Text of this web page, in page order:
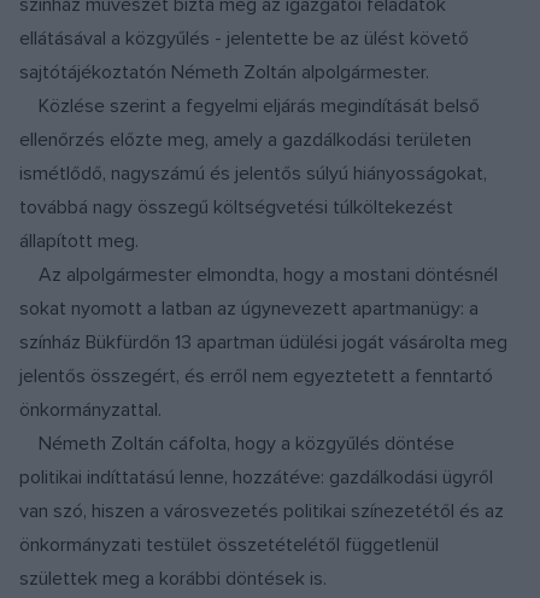
színház művészét bízta meg az igazgatói feladatok
ellátásával a közgyűlés - jelentette be az ülést követő
sajtótájékoztatón Németh Zoltán alpolgármester.
Közlése szerint a fegyelmi eljárás megindítását belső
ellenőrzés előzte meg, amely a gazdálkodási területen
ismétlődő, nagyszámú és jelentős súlyú hiányosságokat,
továbbá nagy összegű költségvetési túlköltekezést
állapított meg.
Az alpolgármester elmondta, hogy a mostani döntésnél
sokat nyomott a latban az úgynevezett apartmanügy: a
színház Bükfürdőn 13 apartman üdülési jogát vásárolta meg
jelentős összegért, és erről nem egyeztetett a fenntartó
önkormányzattal.
Németh Zoltán cáfolta, hogy a közgyűlés döntése
politikai indíttatású lenne, hozzátéve: gazdálkodási ügyről
van szó, hiszen a városvezetés politikai színezetétől és az
önkormányzati testület összetételétől függetlenül
születtek meg a korábbi döntések is.